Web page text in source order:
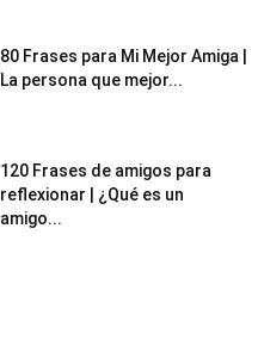
80 Frases para Mi Mejor Amiga |
La persona que mejor...
120 Frases de amigos para
reflexionar | ¿Qué es un
amigo...